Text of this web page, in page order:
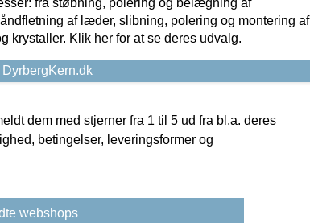
af læder, slibning, polering og montering af
krystaller. Klik her for at se deres udvalg.
dem med stjerner fra 1 til 5 ud fra bl.a. deres
betingelser, leveringsformer og
webshops